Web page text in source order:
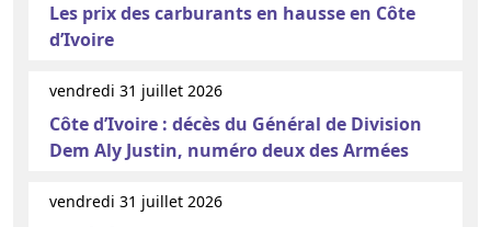
Les prix des carburants en hausse en Côte
d’Ivoire
vendredi 31 juillet 2026
Côte d’Ivoire : décès du Général de Division
Dem Aly Justin, numéro deux des Armées
vendredi 31 juillet 2026